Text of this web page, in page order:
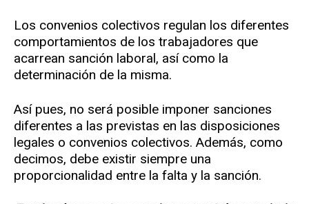
Los convenios colectivos regulan los diferentes
comportamientos de los trabajadores que
acarrean sanción laboral, así como la
determinación de la misma.
Así pues, no será posible imponer sanciones
diferentes a las previstas en las disposiciones
legales o convenios colectivos. Además, como
decimos, debe existir siempre una
proporcionalidad entre la falta y la sanción.